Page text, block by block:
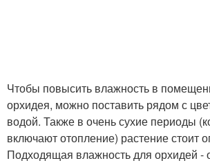
Чтобы повысить влажность в
орхидея, можно поставить рядом с
водой. Также в очень сухие периоды
включают отопление) растение стоит
Подходящая влажность для орхидей -